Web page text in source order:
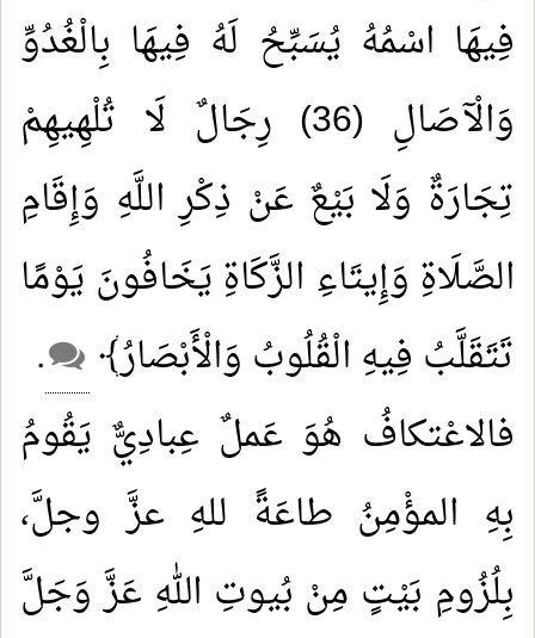
فِيهَا اسْمُهُ يُسَبِّحُ لَهُ فِيهَا بِالْغُدُوِّ
وَالْآصَالِ (36) رِجَالٌ لَا تُلْهِيهِمْ
تِجَارَةٌ وَلَا بَيْعٌ عَنْ ذِكْرِ اللَّهِ وَإِقَامِ
الصَّلَاةِ وَإِيتَاءِ الزَّكَاةِ يَخَافُونَ يَوْمًا
تَتَقَلَّبُ فِيهِ الْقُلُوبُ وَالْأَبْصَارُ﴾
.
فالاعْتكافُ هُوَ عَملٌ عِبادِيٌّ يَقُومُ
بِهِ المؤْمِنُ طاعَةً للهِ عزَّ وجلَّ،
بِلُزُومِ بَيْتٍ مِنْ بُيوتِ اللهِ عَزَّ وَجَلَّ